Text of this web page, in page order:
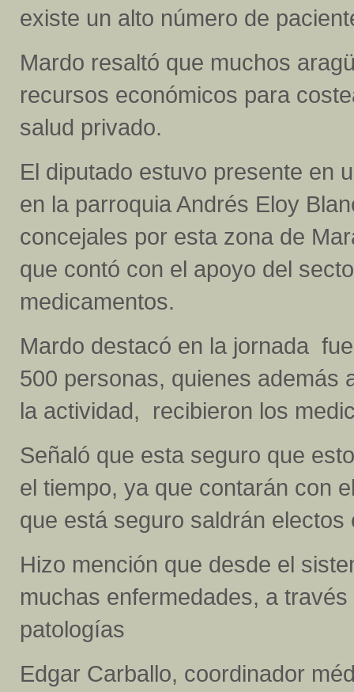
existe un alto número de
Mardo resaltó que muchos
recursos económicos para
salud privado.
El diputado estuvo presente en
en la parroquia Andrés Eloy
concejales por esta zona de
que contó con el apoyo del
medicamentos.
Mardo destacó en la jornada
500 personas, quienes además
la actividad, recibieron los
Señaló que esta seguro que
el tiempo, ya que contarán con
que está seguro saldrán
Hizo mención que desde el
muchas enfermedades, a
patologías
Edgar Carballo, coordinador